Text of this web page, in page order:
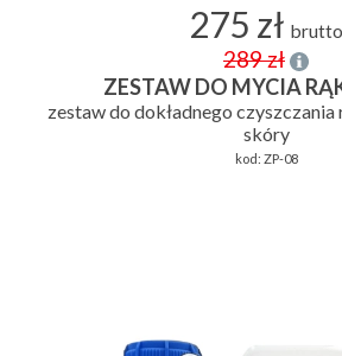
275 zł brutto
289 zł
ZESTAW DO MYCIA
zestaw do dokładnego
skóry
kod: ZP-08